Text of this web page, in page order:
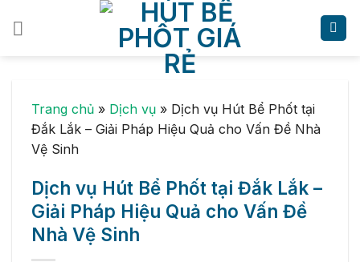
Trang chủ » Dịch vụ » Dịch vụ Hút Bể Phốt tại
Đắk Lắk – Giải Pháp Hiệu Quả cho Vấn Đề Nhà
Vệ Sinh
Dịch vụ Hút Bể Phốt tại Đắk Lắk –
Giải Pháp Hiệu Quả cho Vấn Đề
Nhà Vệ Sinh